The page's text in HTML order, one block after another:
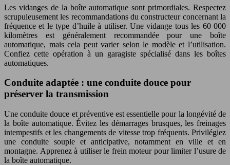
Les vidanges de la boîte automatique sont primordiales. Respectez
scrupuleusement les recommandations du constructeur concernant la
fréquence et le type d’huile à utiliser. Une vidange tous les 60 000
kilomètres est généralement recommandée pour une boîte
automatique, mais cela peut varier selon le modèle et l’utilisation.
Confiez cette opération à un garagiste spécialisé dans les boîtes
automatiques.
Conduite adaptée : une conduite douce pour
préserver la transmission
Une conduite douce et préventive est essentielle pour la longévité de
la boîte automatique. Évitez les démarrages brusques, les freinages
intempestifs et les changements de vitesse trop fréquents. Privilégiez
une conduite souple et anticipative, notamment en ville et en
montagne. Apprenez à utiliser le frein moteur pour limiter l’usure de
la boîte automatique.